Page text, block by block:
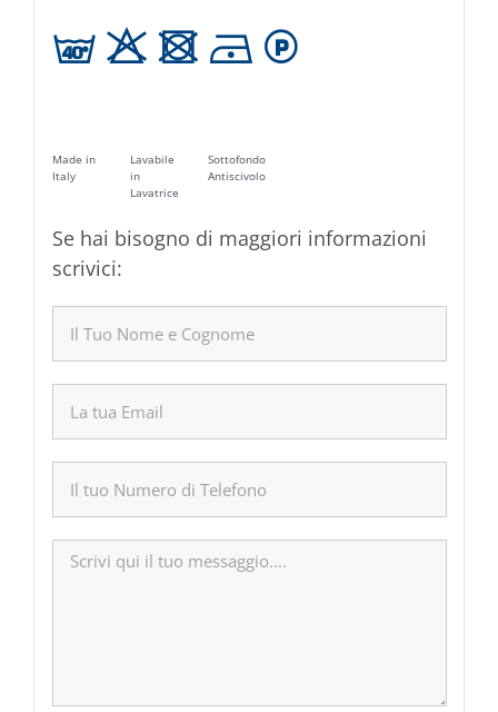
h H U D L
Made in
Italy
Lavabile
in
Lavatrice
Sottofondo
Antiscivolo
Se hai bisogno di maggiori informazioni
scrivici: